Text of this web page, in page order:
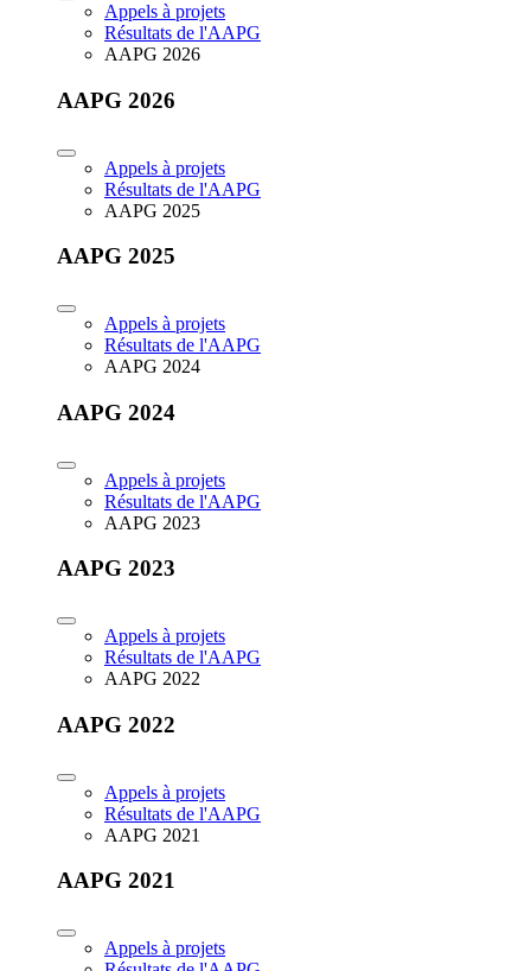
Appels à projets
Résultats de l'AAPG
AAPG 2026
AAPG 2026
Appels à projets
Résultats de l'AAPG
AAPG 2025
AAPG 2025
Appels à projets
Résultats de l'AAPG
AAPG 2024
AAPG 2024
Appels à projets
Résultats de l'AAPG
AAPG 2023
AAPG 2023
Appels à projets
Résultats de l'AAPG
AAPG 2022
AAPG 2022
Appels à projets
Résultats de l'AAPG
AAPG 2021
AAPG 2021
Appels à projets